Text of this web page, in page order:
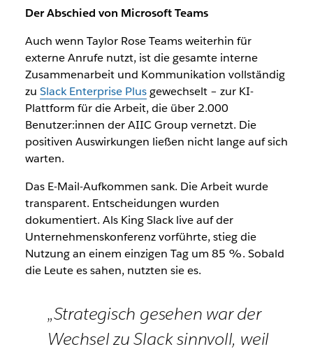
Der Abschied von Microsoft Teams
Auch wenn Taylor Rose Teams weiterhin für
externe Anrufe nutzt, ist die gesamte interne
Zusammenarbeit und Kommunikation vollständig
zu Slack Enterprise Plusgewechselt – zur KI-
Plattform für die Arbeit, die über 2.000
Benutzer:innen der AIIC Group vernetzt. Die
positiven Auswirkungen ließen nicht lange auf sich
warten.
Das E-Mail-Aufkommen sank. Die Arbeit wurde
transparent. Entscheidungen wurden
dokumentiert. Als King Slack live auf der
Unternehmenskonferenz vorführte, stieg die
Nutzung an einem einzigen Tag um 85 %. Sobald
die Leute es sahen, nutzten sie es.
„Strategisch gesehen war der
Wechsel zu Slack sinnvoll, weil